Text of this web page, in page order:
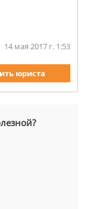
14 мая 2017 г. 1:53
юриста